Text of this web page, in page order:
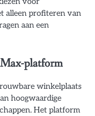
alleen profiteren van
aan een
platform
winkelplaats
hoogwaardige
Het platform